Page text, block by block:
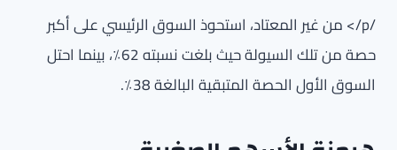
/p/>
من غير المعتاد، استحوذ السوق الرئيسي على أكبر
حصة من تلك السيولة حيث بلغت نسبته 62٪، بينما احتل
السوق الأول الحصة المتبقية البالغة 38٪.